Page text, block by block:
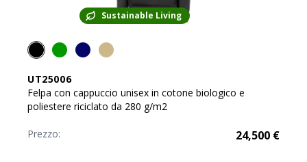
Sustainable Living
UT25006
Felpa con cappuccio unisex in cotone biologico e
poliestere riciclato da 280 g/m2
Prezzo: 24,500 €